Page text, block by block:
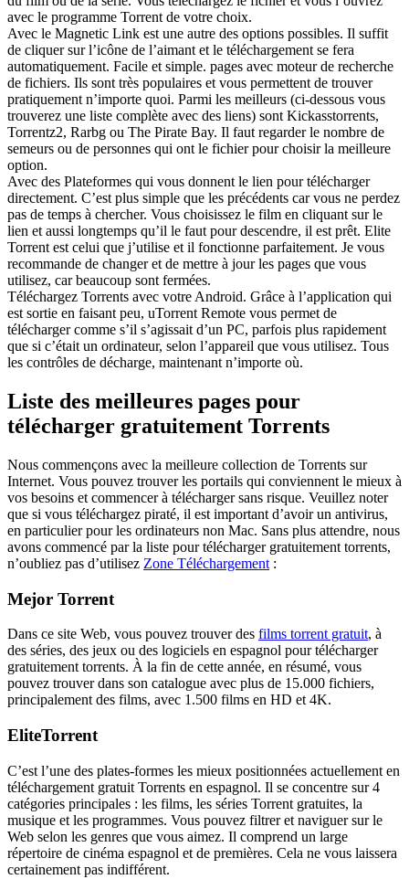
avec le programme Torrent de votre choix.
Avec le Magnetic Link est une autre des options possibles. Il suffit
de cliquer sur l’icône de l’aimant et le téléchargement se fera
automatiquement. Facile et simple. pages avec moteur de recherche
de fichiers. Ils sont très populaires et vous permettent de trouver
pratiquement n’importe quoi. Parmi les meilleurs (ci-dessous vous
trouverez une liste complète avec des liens) sont Kickasstorrents,
Torrentz2, Rarbg ou The Pirate Bay. Il faut regarder le nombre de
semeurs ou de personnes qui ont le fichier pour choisir la meilleure
option.
Avec des Plateformes qui vous donnent le lien pour télécharger
directement. C’est plus simple que les précédents car vous ne perdez
pas de temps à chercher. Vous choisissez le film en cliquant sur le
lien et aussi longtemps qu’il le faut pour descendre, il est prêt. Elite
Torrent est celui que j’utilise et il fonctionne parfaitement. Je vous
recommande de changer et de mettre à jour les pages que vous
utilisez, car beaucoup sont fermées.
Téléchargez Torrents avec votre Android. Grâce à l’application qui
est sortie en faisant peu, uTorrent Remote vous permet de
télécharger comme s’il s’agissait d’un PC, parfois plus rapidement
que si c’était un ordinateur, selon l’appareil que vous utilisez. Tous
les contrôles de décharge, maintenant n’importe où.
Liste des meilleures pages pour
télécharger gratuitement Torrents
Nous commençons avec la meilleure collection de Torrents sur
Internet. Vous pouvez trouver les portails qui conviennent le mieux à
vos besoins et commencer à télécharger sans risque. Veuillez noter
que si vous téléchargez piraté, il est important d’avoir un antivirus,
en particulier pour les ordinateurs non Mac. Sans plus attendre, nous
avons commencé par la liste pour télécharger gratuitement torrents,
n’oubliez pas d’utilisez Zone Téléchargement :
Mejor Torrent
Dans ce site Web, vous pouvez trouver des films torrent gratuit, à
des séries, des jeux ou des logiciels en espagnol pour télécharger
gratuitement torrents. À la fin de cette année, en résumé, vous
pouvez trouver dans son catalogue avec plus de 15.000 fichiers,
principalement des films, avec 1.500 films en HD et 4K.
EliteTorrent
C’est l’une des plates-formes les mieux positionnées actuellement en
téléchargement gratuit Torrents en espagnol. Il se concentre sur 4
catégories principales : les films, les séries Torrent gratuites, la
musique et les programmes. Vous pouvez filtrer et naviguer sur le
Web selon les genres que vous aimez. Il comprend un large
répertoire de cinéma espagnol et de premières. Cela ne vous laissera
certainement pas indifférent.